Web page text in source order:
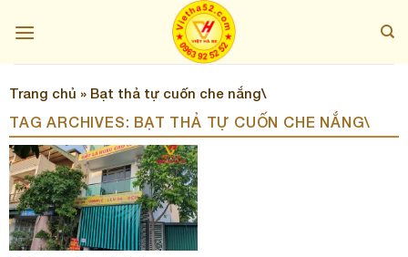
Trang chủ » Bạt thả tự cuốn che nắng\
TAG ARCHIVES: BẠT THẢ TỰ CUỐN CHE NẮNG\